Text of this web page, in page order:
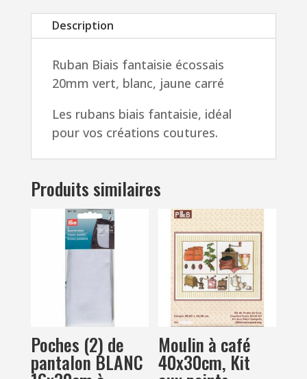
jaune
carréDescription
Ruban Biais fantaisie écossais
20mm vert, blanc, jaune carré
Les rubans biais fantaisie, idéal
pour vos créations coutures.
Produits similaires
Poches (2) de
pantalon BLANC
Moulin à café
40x30cm, Kit